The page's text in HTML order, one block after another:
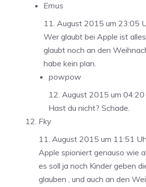
Emus
11. August 2015 um 23:05
Wer glaubt bei Apple ist
glaubt noch an den
habe kein plan.
powpow
12. August 2015 um 04:20
Hast du nicht? Schade.
Fky
11. August 2015 um 11:51
Apple spioniert genauso wie
es soll ja noch Kinder geben
glauben , und auch an den